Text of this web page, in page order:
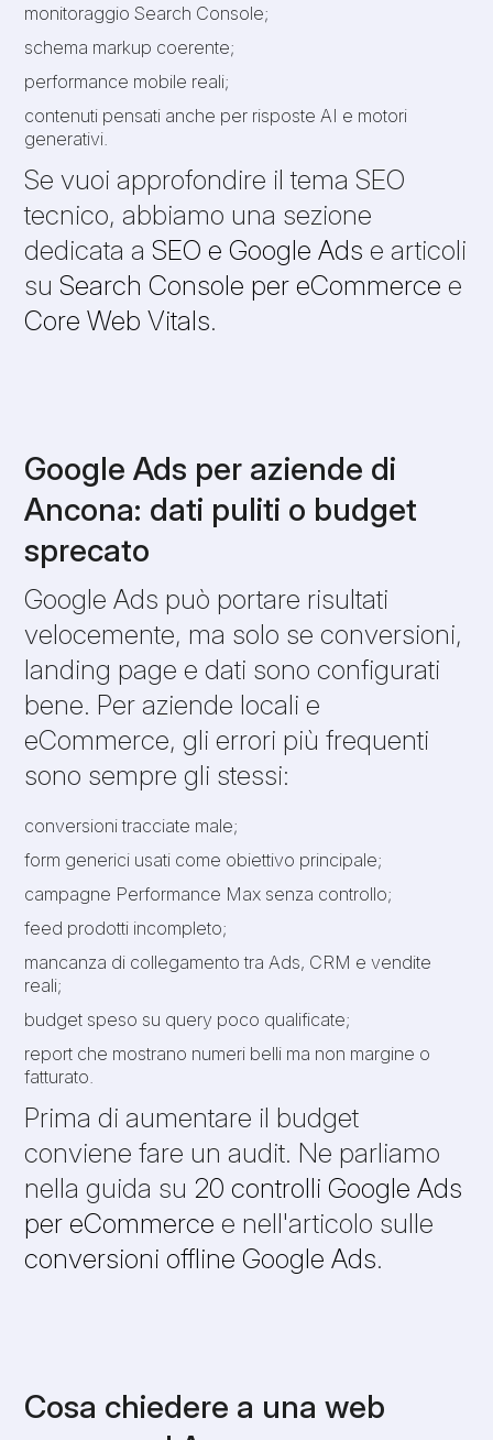
monitoraggio Search Console;
schema markup coerente;
performance mobile reali;
contenuti pensati anche per risposte AI e motori
generativi.
Se vuoi approfondire il tema SEO
tecnico, abbiamo una sezione
dedicata a SEO e Google Ads e articoli
su Search Console per eCommerce e
Core Web Vitals.
Google Ads per aziende di
Ancona: dati puliti o budget
sprecato
Google Ads può portare risultati
velocemente, ma solo se conversioni,
landing page e dati sono configurati
bene. Per aziende locali e
eCommerce, gli errori più frequenti
sono sempre gli stessi:
conversioni tracciate male;
form generici usati come obiettivo principale;
campagne Performance Max senza controllo;
feed prodotti incompleto;
mancanza di collegamento tra Ads, CRM e vendite
reali;
budget speso su query poco qualificate;
report che mostrano numeri belli ma non margine o
fatturato.
Prima di aumentare il budget
conviene fare un audit. Ne parliamo
nella guida su 20 controlli Google Ads
per eCommerce e nell'articolo sulle
conversioni offline Google Ads.
Cosa chiedere a una web